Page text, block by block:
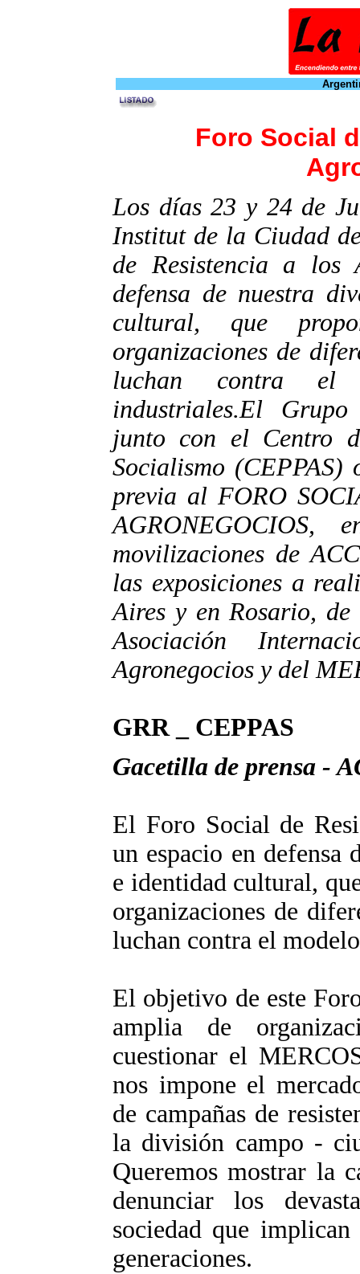
Foro Social
Los días 23 y 24 de
Institut de la Ciudad
de Resistencia a los
defensa de nuestra
cultural, que
organizaciones de
luchan contra el
industriales.El
junto con el Centro
Socialismo (CEPPAS)
previa al FORO
movilizaciones de
las exposiciones a
Aires y en Rosario,
Asociación
Agronegocios y del
GRR _ CEPPAS
Gacetilla de prensa -
El Foro Social de
un espacio en defensa
e identidad cultural,
organizaciones de
luchan contra el
El objetivo de este
amplia de
cuestionar el
nos impone el
de campañas de
la división campo -
Queremos mostrar la
denunciar los
sociedad que
generaciones.